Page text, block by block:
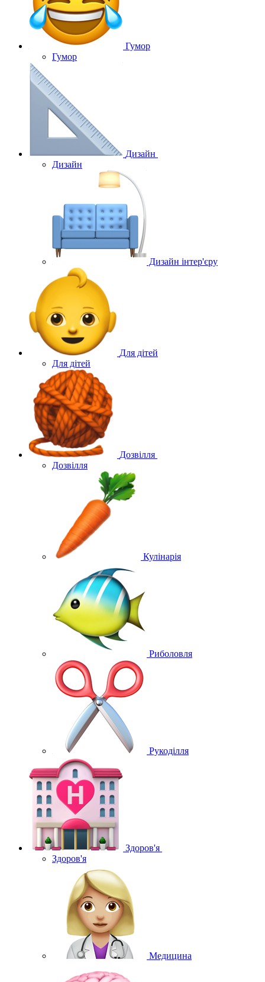
Гумор
Гумор
Дизайн
Дизайн
Дизайн інтер'єру
Для дітей
Для дітей
Дозвілля
Дозвілля
Кулінарія
Риболовля
Рукоділля
Здоров'я
Здоров'я
Медицина